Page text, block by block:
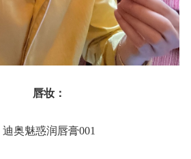
唇妆：
迪奥魅惑润唇膏001